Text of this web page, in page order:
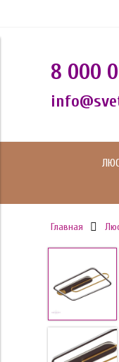
8 000
Главная